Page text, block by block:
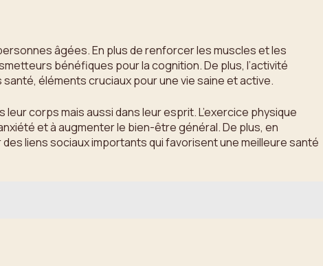
âgées. En plus de renforcer les muscles et les
bénéfiques pour la cognition. De plus, l’activité
éléments cruciaux pour une vie saine et active.
corps mais aussi dans leur esprit. L’exercice physique
et à augmenter le bien-être général. De plus, en
liens sociaux importants qui favorisent une meilleure santé